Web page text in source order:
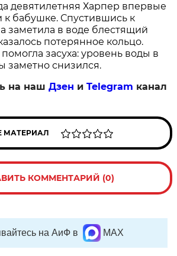
девятилетняя Харпер впервые
к бабушке. Спустившись к
заметила в воде блестящий
потерянное кольцо.
засуха: уровень воды в
заметно снизился.
на нашДзен иTelegram канал
МАТЕРИАЛ
КОММЕНТАРИЙ (0)
на АиФ в MAX